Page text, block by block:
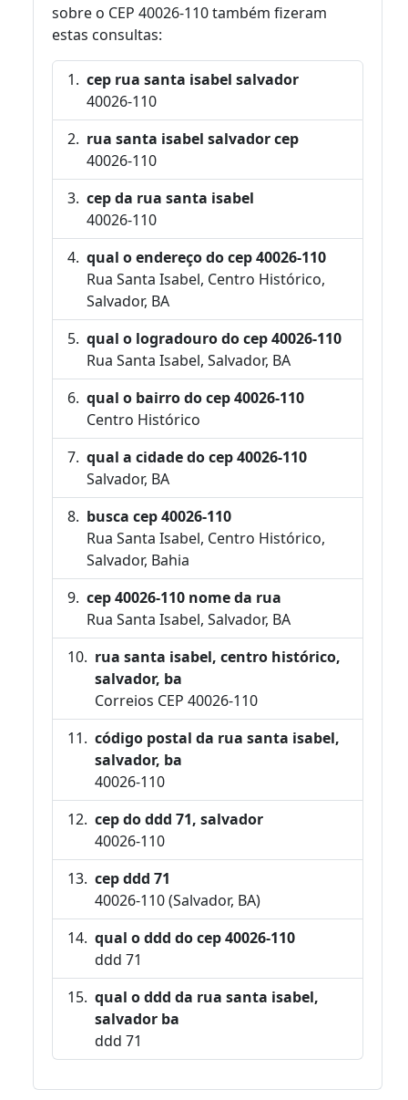
sobre o CEP 40026-110 também fizeram
estas consultas:
cep rua santa isabel salvador
40026-110
rua santa isabel salvador cep
40026-110
cep da rua santa isabel
40026-110
qual o endereço do cep 40026-110
Rua Santa Isabel, Centro Histórico,
Salvador, BA
qual o logradouro do cep 40026-110
Rua Santa Isabel, Salvador, BA
qual o bairro do cep 40026-110
Centro Histórico
qual a cidade do cep 40026-110
Salvador, BA
busca cep 40026-110
Rua Santa Isabel, Centro Histórico,
Salvador, Bahia
cep 40026-110 nome da rua
Rua Santa Isabel, Salvador, BA
rua santa isabel, centro histórico,
salvador, ba
Correios CEP 40026-110
código postal da rua santa isabel,
salvador, ba
40026-110
cep do ddd 71, salvador
40026-110
cep ddd 71
40026-110 (Salvador, BA)
qual o ddd do cep 40026-110
ddd 71
qual o ddd da rua santa isabel,
salvador ba
ddd 71